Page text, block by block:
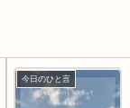
今日のひと言